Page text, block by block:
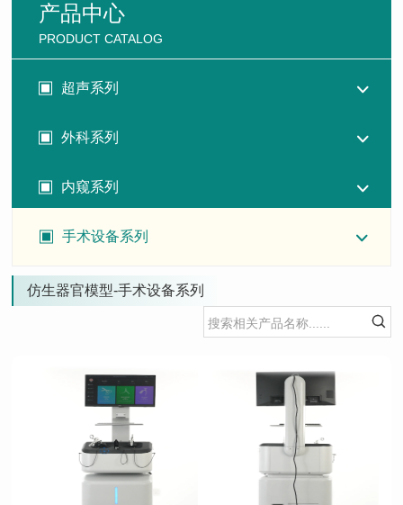
产品中心
PRODUCT CATALOG
超声系列
外科系列
内窥系列
手术设备系列
仿生器官模型-手术设备系列

查看详情 查看详情